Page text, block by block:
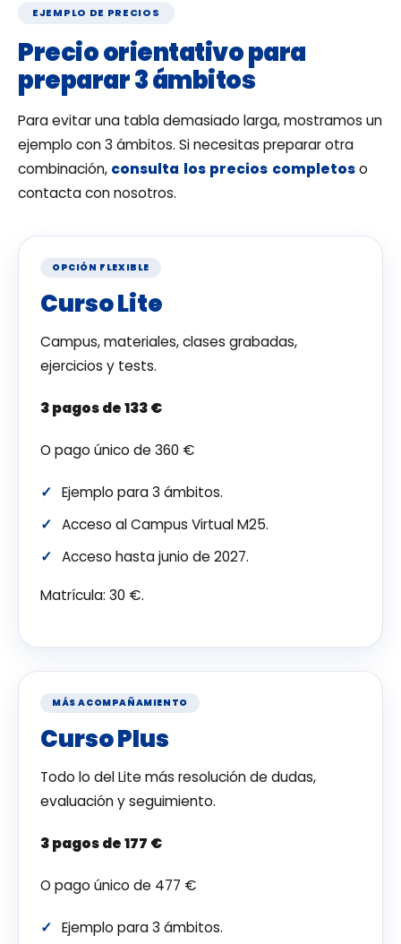
EJEMPLO DE PRECIOS
Precio orientativo para
preparar 3 ámbitos
Para evitar una tabla demasiado larga, mostramos un
ejemplo con 3 ámbitos. Si necesitas preparar otra
combinación, consulta los precios completoso
contacta con nosotros.
OPCIÓN FLEXIBLE
Curso Lite
Campus, materiales, clases grabadas,
ejercicios y tests.
3 pagos de 133 €
O pago único de 360 €
Ejemplo para 3 ámbitos.
Acceso al Campus Virtual M25.
Acceso hasta junio de 2027.
Matrícula: 30 €.
MÁS ACOMPAÑAMIENTO
Curso Plus
Todo lo del Lite más resolución de dudas,
evaluación y seguimiento.
3 pagos de 177 €
O pago único de 477 €
Ejemplo para 3 ámbitos.